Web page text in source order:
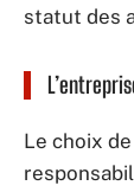
statut des
Le choix